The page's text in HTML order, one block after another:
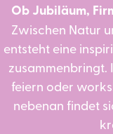
Ob Jubiläum,
Zwischen Natur
entsteht eine
zusammenbringt.
feiern oder
nebenan findet